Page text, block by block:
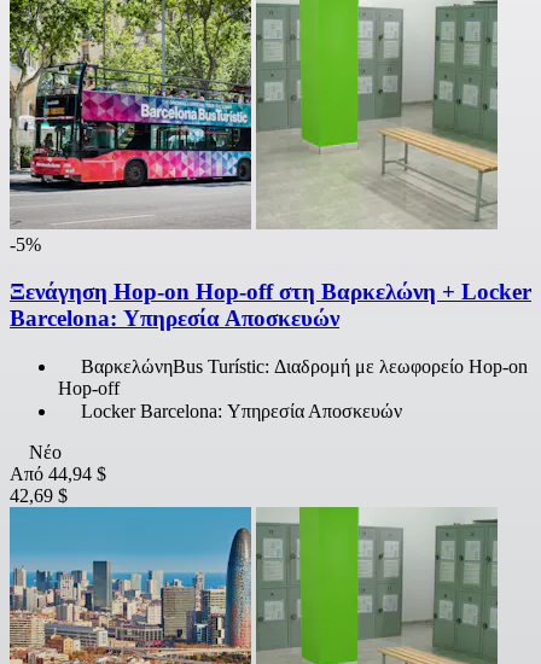
-5%
Ξενάγηση Hop-on Hop-off στη Βαρκελώνη + Locker
Barcelona: Υπηρεσία Αποσκευών
ΒαρκελώνηBus Turístic: Διαδρομή με λεωφορείο Hop-on
Hop-off
Locker Barcelona: Υπηρεσία Αποσκευών
Νέο
Από 44,94 $
42,69 $